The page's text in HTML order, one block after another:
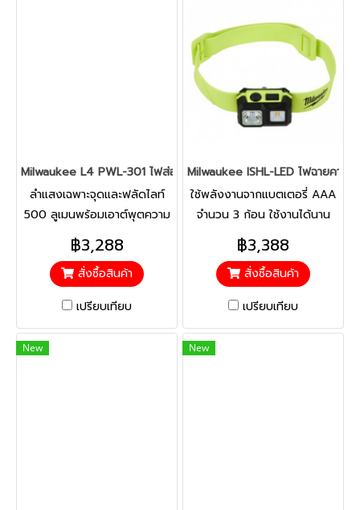
Milwaukee L4 PWL-301 ไฟส่องทำงาน แบบแกนหมุน
ลำแสงเฉพาะจุดและฟลัดไลท์
500 ลูเมนพร้อมเอาต์พุตความ
ละเอียดสูง TRUEVIEW™ ให้
ลำแสงที่สม่ำเสมอ อุณหภูมิสีที่
ปรับให้เหมาะสม และการแสดงสี
฿3,288
สั่งซื้อสินค้า
เปรียบเทียบ
Milwaukee ISHL-LED ไฟฉายคา
ใช้พลังงานจากแบตเตอรี่ AAA
จำนวน 3 ก้อน ใช้งานได้นาน
สูงสุด 40 ชั่วโมง และมีโหมด
เอาท์พุต 5 โหมดเพื่อจัดการ
ความสว่างและเวลาใช้งาน
฿3,388
สั่งซื้อสินค้า
เปรียบเทียบ
New New